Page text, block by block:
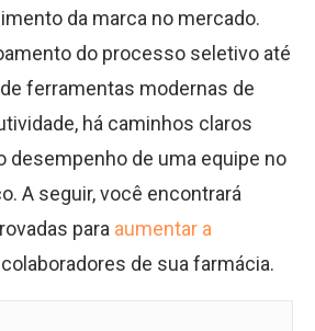
da marca no mercado.
do processo seletivo até
ferramentas modernas de
há caminhos claros
desempenho de uma equipe no
A seguir, você encontrará
para aumentar a
de sua farmácia.